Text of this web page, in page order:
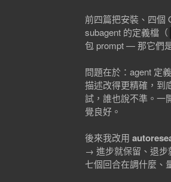
前四篇把安裝、四個
subagent 的定義檔（
包 prompt — 那它們
問題在於：agent 定
描述改得更精確，到
試，誰也說不準。一
覺良好。
後來我改用
→ 進步就保留、退步
七個回合在調什麼、